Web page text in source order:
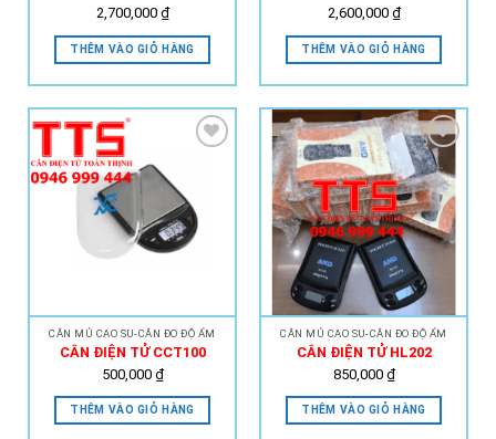
2,700,000 ₫
THÊM VÀO GIỎ HÀNG
2,600,000 ₫
THÊM VÀO GIỎ HÀNG
Add to
Wishlist
CÂN MỦ CAO SU-CÂN ĐO ĐỘ ẨM
CÂN ĐIỆN TỬ CCT100
500,000 ₫
THÊM VÀO GIỎ HÀNG
Add to
Wishlist
CÂN MỦ CAO SU-CÂN ĐO ĐỘ ẨM
CÂN ĐIỆN TỬ HL202
850,000 ₫
THÊM VÀO GIỎ HÀNG